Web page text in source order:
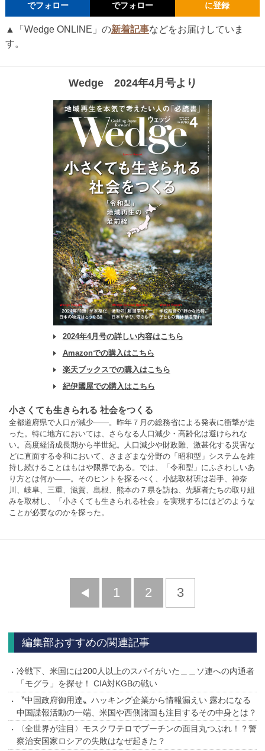
でフォロー でフォロー に登録
▲「Wedge ONLINE」の新着記事などをお届けしていま
す。
Wedge 2024年4月号より
2024年4月号の詳しい内容はこちら
Amazonでの購入はこちら
楽天ブックスでの購入はこちら
紀伊國屋での購入はこちら
小さくても生きられる 社会をつくる
全都道府県で人口が減少――。昨年７月の総務省による発表に衝撃が走
った。特に地方においては、さらなる人口減少・高齢化は避けられな
い。高度経済成長期から半世紀。人口減少や財政難、激甚化する災害な
どに直面する令和において、さまざまな分野の「昭和型」システムを維
持し続けることはもはや限界である。では、「令和型」にふさわしいあ
り方とは何か――。そのヒントを探るべく、小誌取材班は岩手、神奈
川、岐阜、三重、滋賀、島根、熊本の７県を訪ね、先駆者たちの取り組
みを取材し、「小さくても生きられる社会」を実現するにはどのような
ことが必要なのかを探った。
前
1 2 3
編集部おすすめの関連記事
冷戦下、米国には200人以上のスパイがいた＿＿ソ連への内通者
「モグラ」を探せ！ CIA対KGBの戦い
〝中国政府御用達〟ハッキング企業から情報漏えい 露わになる
中国諜報活動の一端、米国や西側諸国も注目するその中身とは？
〈全世界が注目〉モスクワテロでプーチンの面目丸つぶれ！？警
察治安国家ロシアの失敗はなぜ起きた？